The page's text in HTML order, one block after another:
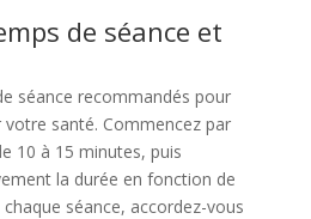
de séance et
séance recommandés pour
santé. Commencez par
10 à 15 minutes, puis
la durée en fonction de
séance, accordez-vous